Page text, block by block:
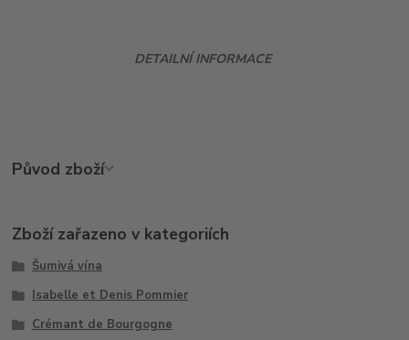
DETAILNÍ INFORMACE
Původ zboží
Zboží zařazeno v kategoriích
Šumivá vína
Isabelle et Denis Pommier
Crémant de Bourgogne